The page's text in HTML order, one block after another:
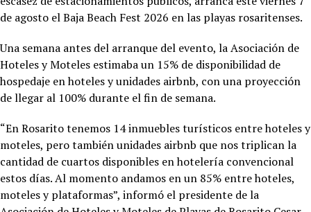
de agosto el Baja Beach Fest 2026 en las playas rosaritenses.
Una semana antes del arranque del evento, la Asociación de
Hoteles y Moteles estimaba un 15% de disponibilidad de
hospedaje en hoteles y unidades airbnb, con una proyección
de llegar al 100% durante el fin de semana.
“En Rosarito tenemos 14 inmuebles turísticos entre hoteles y
moteles, pero también unidades airbnb que nos triplican la
cantidad de cuartos disponibles en hotelería convencional
estos días. Al momento andamos en un 85% entre hoteles,
moteles y plataformas”, informó el presidente de la